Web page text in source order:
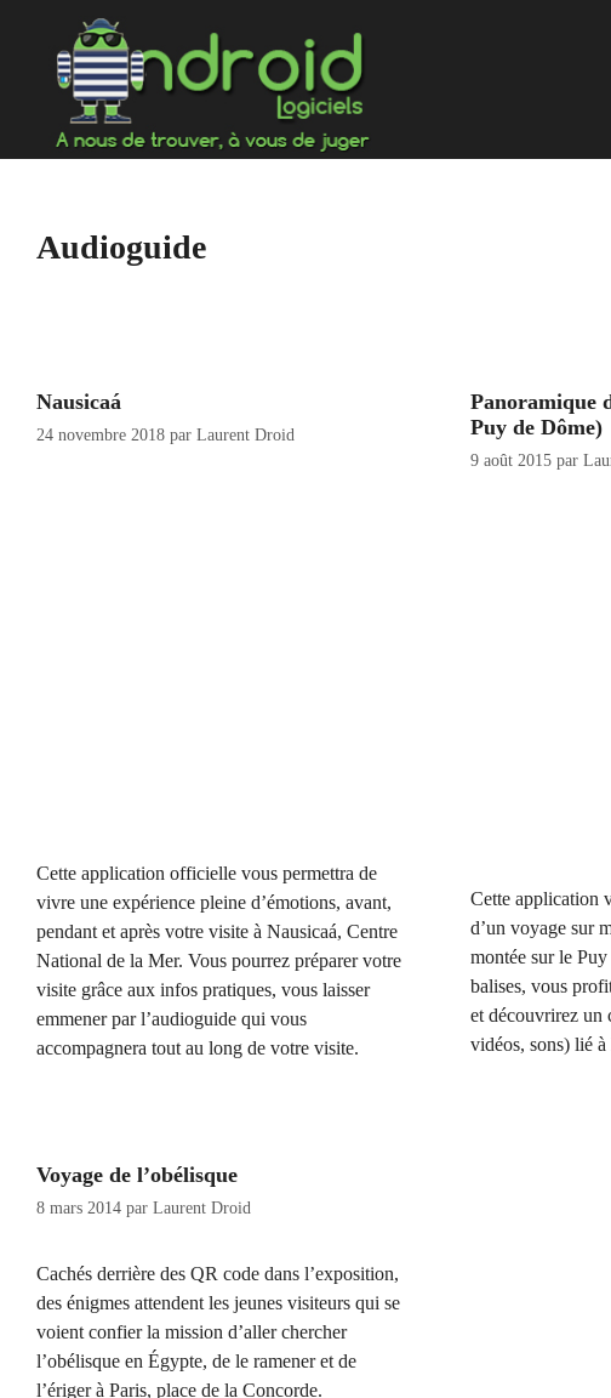
contenu
Audioguide
Nausicaá
24 novembre 2018 par Laurent Droid
Cette application officielle vous permettra de
vivre une expérience pleine d’émotions, avant,
pendant et après votre visite à Nausicaá, Centre
National de la Mer. Vous pourrez préparer votre
visite grâce aux infos pratiques, vous laisser
emmener par l’audioguide qui vous
accompagnera tout au long de votre visite.
Panoramique
Puy de Dôme)
9 août 2015 par
Cette application
d’un voyage sur
montée sur le
balises, vous
et découvrirez un
vidéos, sons) lié
Voyage de l’obélisque
8 mars 2014 par Laurent Droid
Cachés derrière des QR code dans l’exposition,
des énigmes attendent les jeunes visiteurs qui se
voient confier la mission d’aller chercher
l’obélisque en Égypte, de le ramener et de
l’ériger à Paris, place de la Concorde.